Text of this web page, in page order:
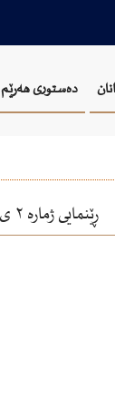
دەستوری هەرێم
ڕێنمایی ژمارە ٢ ی ساڵی ٢٠٢١ دەستەی پاراستن و چاککردنی ژینگە ڕێنمایی پاراستن و چاککردنی هه وا